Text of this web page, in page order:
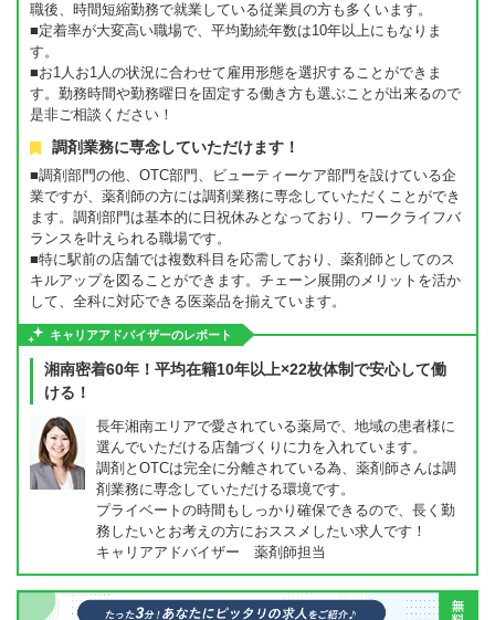
職後、時間短縮勤務で就業している従業員の方も多くいます。
■定着率が大変高い職場で、平均勤続年数は10年以上にもなりま
す。
■お1人お1人の状況に合わせて雇用形態を選択することができま
す。勤務時間や勤務曜日を固定する働き方も選ぶことが出来るので
是非ご相談ください！
調剤業務に専念していただけます！
■調剤部門の他、OTC部門、ビューティーケア部門を設けている企
業ですが、薬剤師の方には調剤業務に専念していただくことができ
ます。調剤部門は基本的に日祝休みとなっており、ワークライフバ
ランスを叶えられる職場です。
■特に駅前の店舗では複数科目を応需しており、薬剤師としてのス
キルアップを図ることができます。チェーン展開のメリットを活か
して、全科に対応できる医薬品を揃えています。
キャリアアドバイザーのレポート
湘南密着60年！平均在籍10年以上×22枚体制で安心して働
ける！
長年湘南エリアで愛されている薬局で、地域の患者様に
選んでいただける店舗づくりに力を入れています。
調剤とOTCは完全に分離されている為、薬剤師さんは調
剤業務に専念していただける環境です。
プライベートの時間もしっかり確保できるので、長く勤
務したいとお考えの方におススメしたい求人です！
キャリアアドバイザー 薬剤師担当